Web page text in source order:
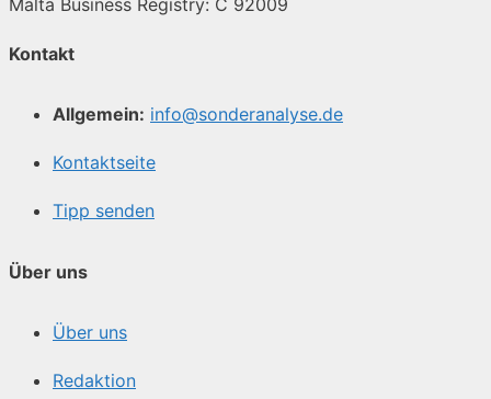
Kontakt
Allgemein: info@sonderanalyse.de
Kontaktseite
Tipp senden
Über uns
Über uns
Redaktion